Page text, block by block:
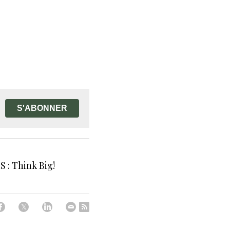
S'ABONNER
: Think Big!